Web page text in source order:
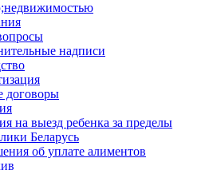
надписи
договоры
на выезд ребенка за пределы
Беларусь
об уплате алиментов